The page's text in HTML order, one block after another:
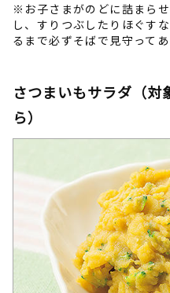
※お子さまがのどに詰まら
し、すりつぶしたりほぐす
るまで必ずそばで見守ってあ
さつまいもサラダ（
ら）